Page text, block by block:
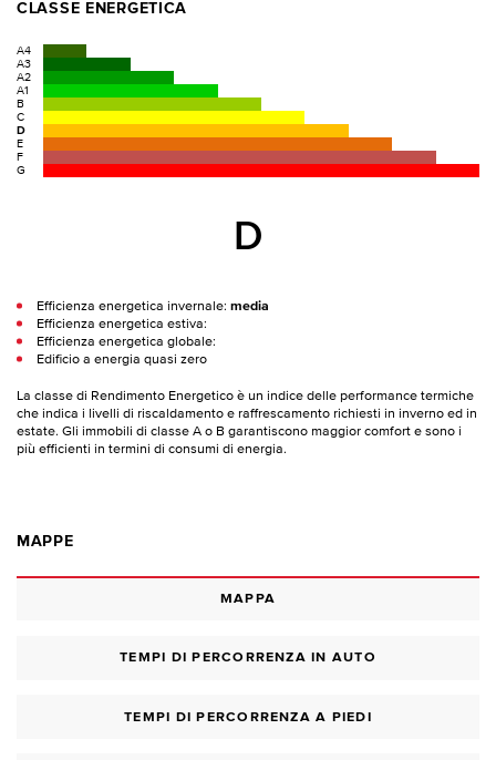
CLASSE ENERGETICA
A4
A3
A2
A1
B
C
D
E
F
G
D
Efficienza energetica invernale: media
Efficienza energetica estiva:
Efficienza energetica globale:
Edificio a energia quasi zero
La classe di Rendimento Energetico è un indice delle performance termiche
che indica i livelli di riscaldamento e raffrescamento richiesti in inverno ed in
estate. Gli immobili di classe A o B garantiscono maggior comfort e sono i
più efficienti in termini di consumi di energia.
MAPPE
MAPPA
TEMPI DI PERCORRENZA IN AUTO
TEMPI DI PERCORRENZA A PIEDI